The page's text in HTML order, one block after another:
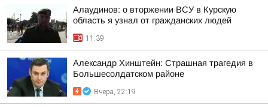
Алаудинов: о вторжении ВСУ в Курскую
область я узнал от гражданских людей
11:39
Александр Хинштейн: Страшная трагедия в
Большесолдатском районе
Вчера, 22:19